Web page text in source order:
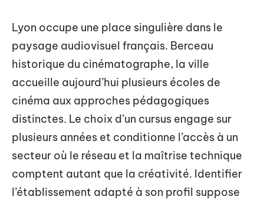
Lyon occupe une place singulière dans le
paysage audiovisuel français. Berceau
historique du cinématographe, la ville
accueille aujourd’hui plusieurs écoles de
cinéma aux approches pédagogiques
distinctes. Le choix d’un cursus engage sur
plusieurs années et conditionne l’accès à un
secteur où le réseau et la maîtrise technique
comptent autant que la créativité. Identifier
l’établissement adapté à son profil suppose